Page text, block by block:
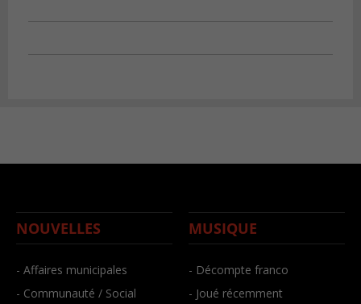
NOUVELLES
- Affaires municipales
- Communauté / Social
MUSIQUE
- Décompte franco
- Joué récemment